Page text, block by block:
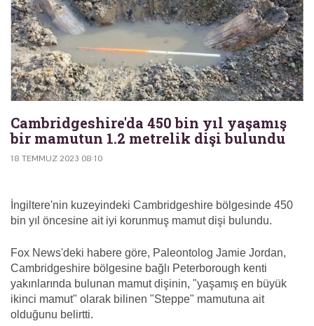
Cambridgeshire'da 450 bin yıl yaşamış
bir mamutun 1.2 metrelik dişi bulundu
18 TEMMUZ 2023 08:10
İngiltere'nin kuzeyindeki Cambridgeshire bölgesinde 450
bin yıl öncesine ait iyi korunmuş mamut dişi bulundu.
Fox News'deki habere göre, Paleontolog Jamie Jordan,
Cambridgeshire bölgesine bağlı Peterborough kenti
yakınlarında bulunan mamut dişinin, "yaşamış en büyük
ikinci mamut" olarak bilinen "Steppe" mamutuna ait
olduğunu belirtti.